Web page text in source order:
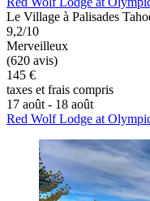
Le Village à Palisades
9,2/10
Merveilleux
(620 avis)
145 €
taxes et frais compris
17 août - 18 août
Red Wolf Lodge at